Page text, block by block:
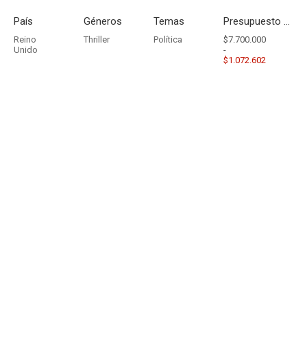
País
Reino
Unido
Géneros
Thriller
Temas
Política
Presupuesto - Ingresos
$7.700.000
-
$1.072.602